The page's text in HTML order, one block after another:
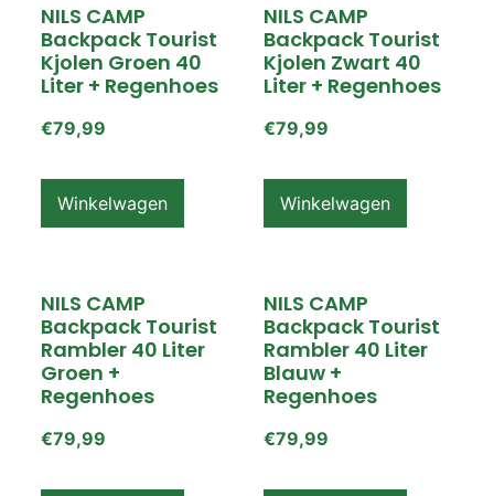
NILS CAMP
Backpack Tourist
Kjolen Groen 40
Liter + Regenhoes
€79,99
Winkelwagen
NILS CAMP
Backpack Tourist
Kjolen Zwart 40
Liter + Regenhoes
€79,99
Winkelwagen
NILS CAMP
Backpack Tourist
Rambler 40 Liter
Groen +
Regenhoes
€79,99
NILS CAMP
Backpack Tourist
Rambler 40 Liter
Blauw +
Regenhoes
€79,99